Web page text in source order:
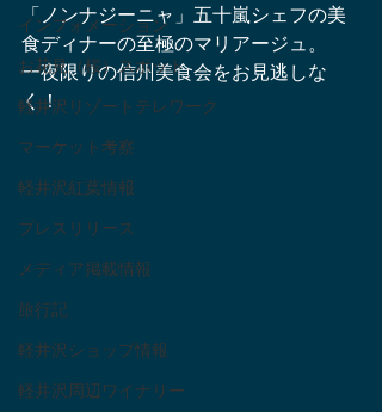
インフォメーション
お花見（桜）スポット
軽井沢リゾートテレワーク
マーケット考察
軽井沢紅葉情報
プレスリリース
メディア掲載情報
旅行記
軽井沢ショップ情報
軽井沢周辺ワイナリー
「ノンナジーニャ」五十嵐シェフの美
食ディナーの至極のマリアージュ。
一夜限りの信州美食会をお見逃しな
く！